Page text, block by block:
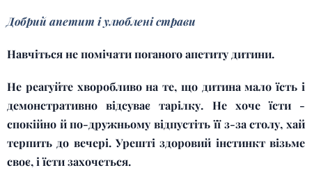
Добрий апетит і улюблені страви
Навчіться не помічати поганого апетиту дитини.
Не реагуйте хворобливо на те, що дитина мало їсть і
демонстративно відсуває тарілку. Не хоче їсти -
спокійно й по-дружньому відпустіть її з-за столу, хай
терпить до вечері. Урешті здоровий інстинкт візьме
своє, і їсти захочеться.